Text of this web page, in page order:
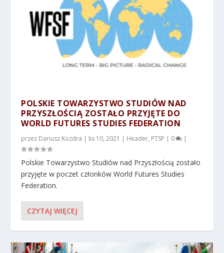
POLSKIE TOWARZYSTWO STUDIÓW NAD
PRZYSZŁOŚCIĄ ZOSTAŁO PRZYJĘTE DO
WORLD FUTURES STUDIES FEDERATION
przez Dariusz Kozdra | lis 10, 2021 | Header, PTSP | 0 |
Polskie Towarzystwo Studiów nad Przyszłością zostało
przyjęte w poczet członków World Futures Studies
Federation.
CZYTAJ WIĘCEJ